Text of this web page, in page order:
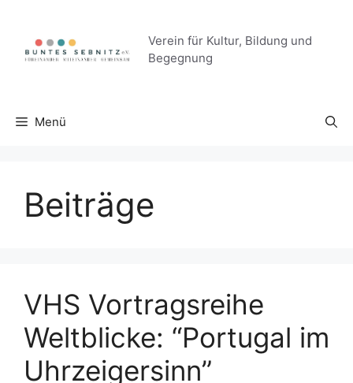
springen
Verein für Kultur, Bildung und
Begegnung
Menü
Beiträge
VHS Vortragsreihe
Weltblicke: “Portugal im
Uhrzeigersinn”